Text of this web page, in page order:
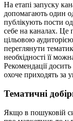
На етапі запуску
допомагають один
публікують пости
себе на каналах. Це
цільовою
переглянути
необхідності її
Рекомендації
охоче приходять за
Тематичні
Якщо в пошуковій